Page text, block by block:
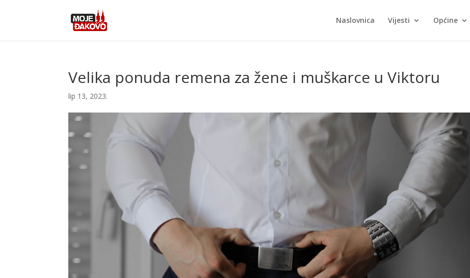
Naslovnica Vijesti Općine
Velika ponuda remena za žene i muškarce u Viktoru
lip 13, 2023.